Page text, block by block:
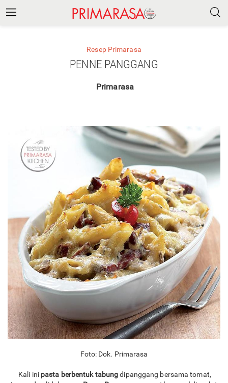
Resep Primarasa
PENNE PANGGANG
Primarasa
Foto: Dok. Primarasa
Kali ini pasta berbentuk tabungdipanggang bersama tomat,